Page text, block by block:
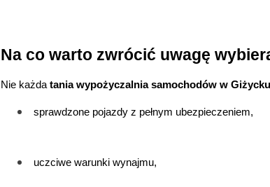
Na co warto zwrócić uwagę
Nie każda tania wypożyczalnia samochodów w Giżycku
sprawdzone pojazdy z pełnym ubezpieczeniem,
uczciwe warunki wynajmu,